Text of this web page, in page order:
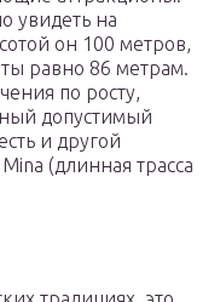
увидеть на
он 100 метров,
равно 86 метрам.
по росту,
допустимый
и другой
(длинная трасса